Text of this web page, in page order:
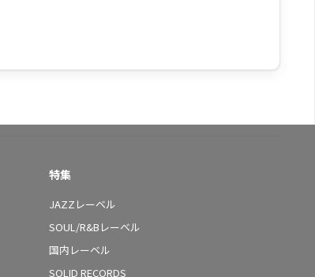
特集
JAZZレーベル
SOUL/R&Bレーベル
国内レーベル
SOLID RECORDS